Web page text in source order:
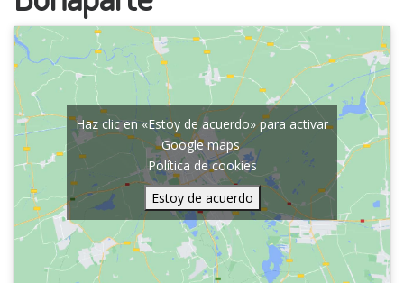
Haz clic en «Estoy de acuerdo» para activar
Google maps
Política de cookies
Estoy de acuerdo